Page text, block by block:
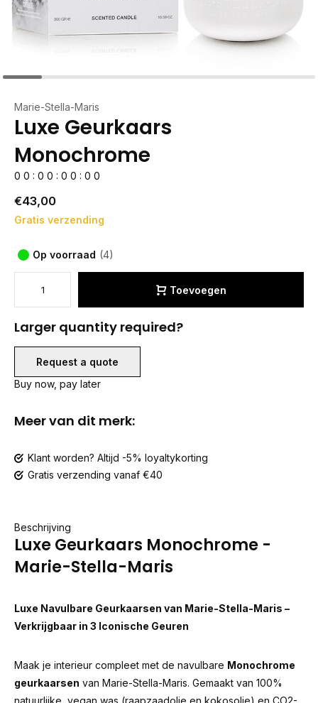
Marie-Stella-Maris
Luxe Geurkaars
Monochrome
0 0 : 0 0 : 0 0 : 0 0
€43,00
Gratis verzending
Op voorraad (4)
Toevoegen
Larger quantity required?
Request a quote
Buy now, pay later
Meer van dit merk:
Klant worden? Altijd -5% loyaltykorting
Gratis verzending vanaf €40
Beschrijving
Luxe Geurkaars Monochrome -
Marie-Stella-Maris
Luxe Navulbare Geurkaarsen van Marie-Stella-Maris –
Verkrijgbaar in 3 Iconische Geuren
Maak je interieur compleet met de navulbare Monochrome
geurkaarsen van Marie-Stella-Maris. Gemaakt van 100%
natuurlijke, vegan was (raapzaadolie en kokosolie) en CO2-